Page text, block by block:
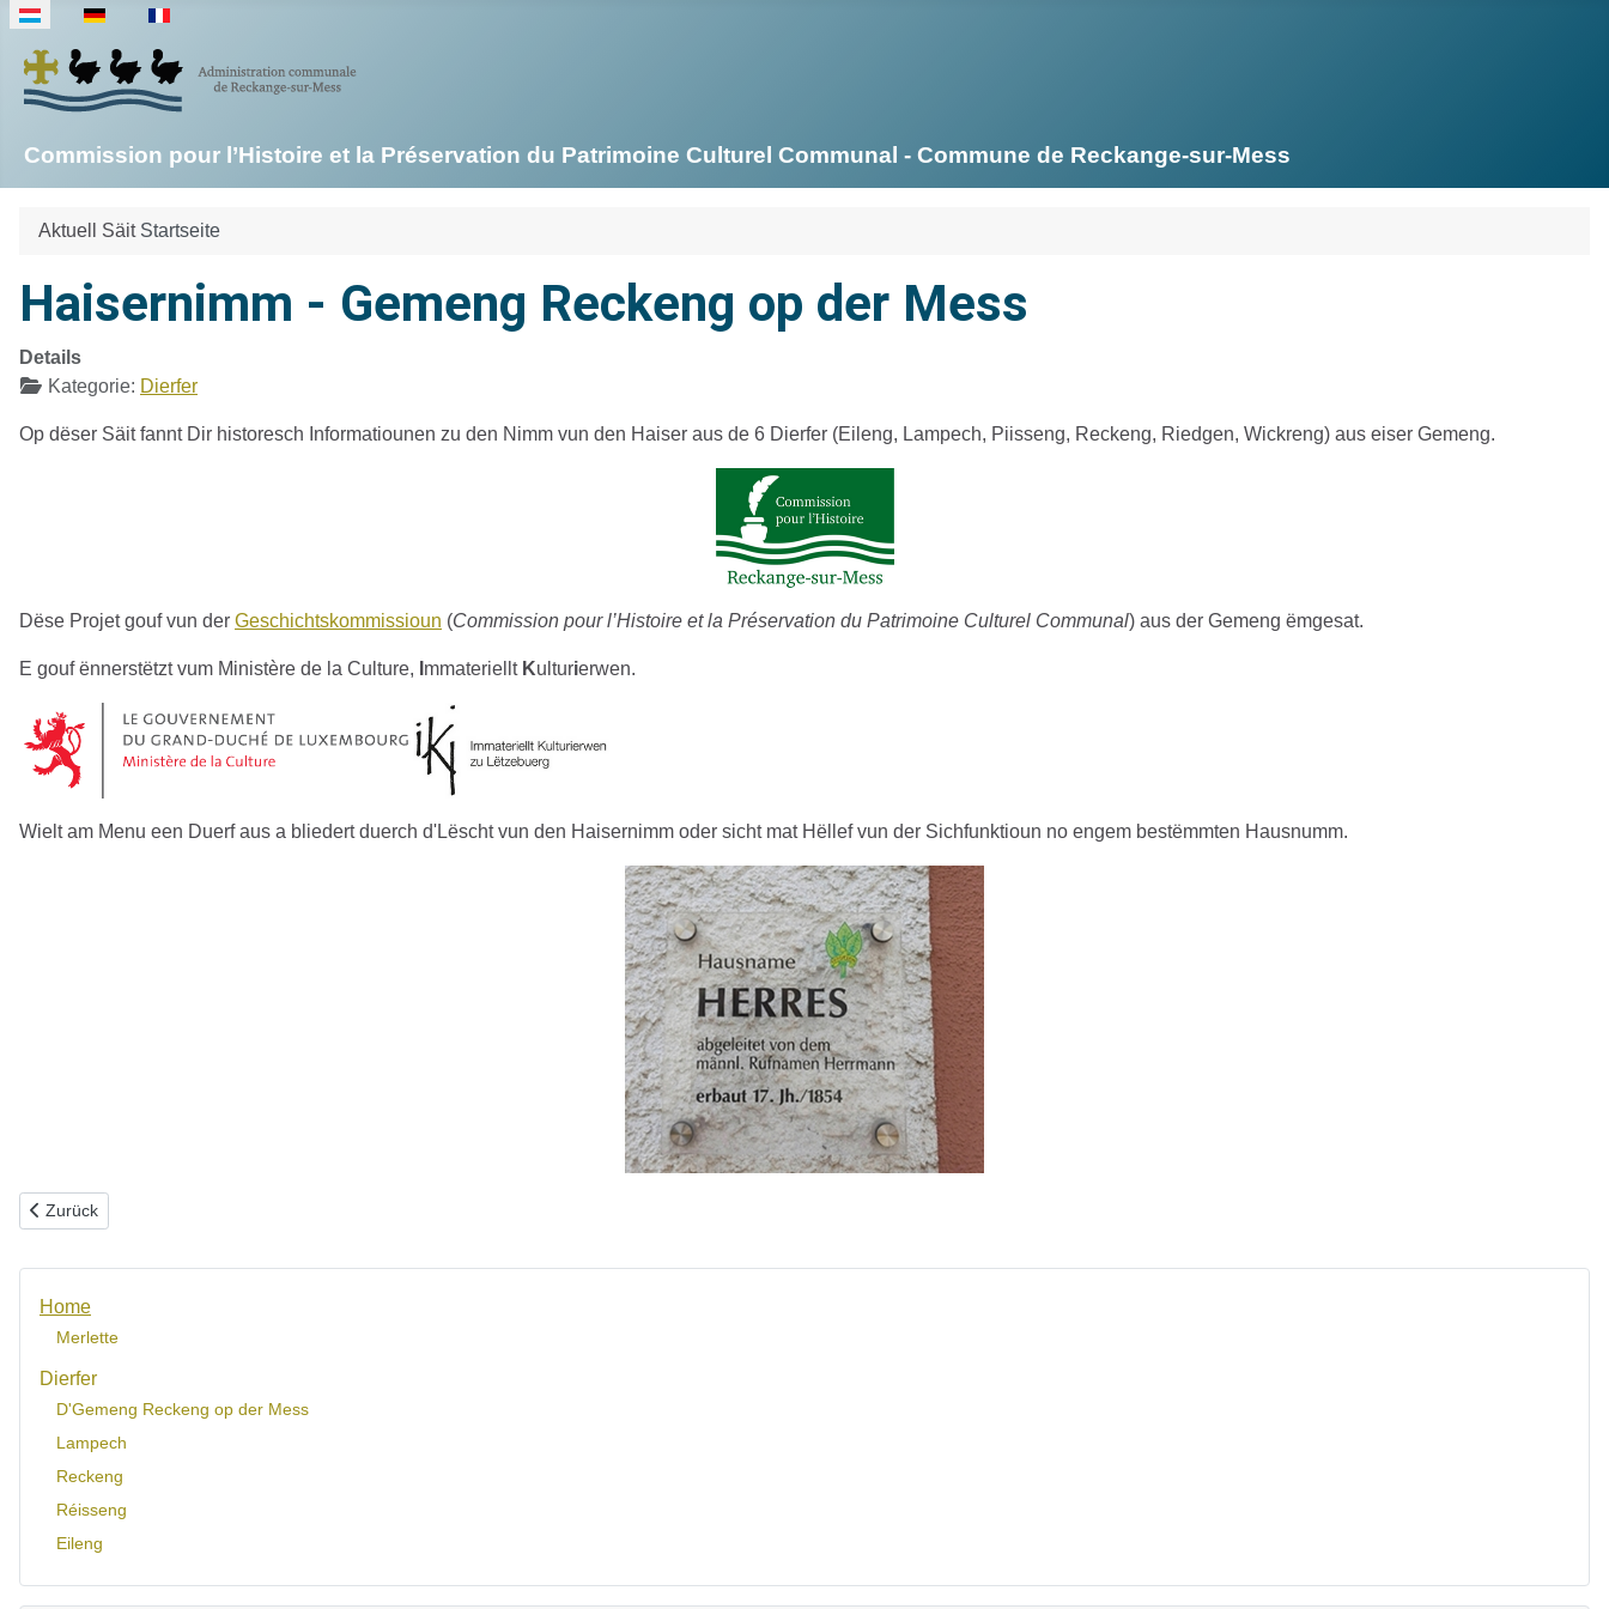
Sprache auswählen
Commission pour l’Histoire et la Préservation du Patrimoine Culturel Communal - Commune de Reckange-sur-Mess
Home
Merlette
Dierfer
D'Gemeng Reckeng op der Mess
Lampech
Reckeng
Réisseng
Eileng
Aktuell Säit Startseite
Haisernimm - Gemeng Reckeng op der Mess
Details
Kategorie: Dierfer
Op dëser Säit fannt Dir historesch Informatiounen zu den Nimm vun den Haiser aus de 6 Dierfer (Eileng, Lampech, Piisseng, Reckeng, Riedgen, Wickreng) aus eiser Gemeng.
Dëse Projet gouf vun der Geschichtskommissioun (Commission pour l’Histoire et la Préservation du Patrimoine Culturel Communal) aus der Gemeng ëmgesat.
E gouf ënnerstëtzt vum Ministère de la Culture, mmateriellt Kulturierwen.
Wielt am Menu een Duerf aus a bliedert duerch d'Lëscht vun den Haisernimm oder sicht mat Hëllef vun der Sichfunktioun no engem bestëmmten Hausnumm.
Vorheriger Beitrag: Wat ass eng Merlette?
Zurück